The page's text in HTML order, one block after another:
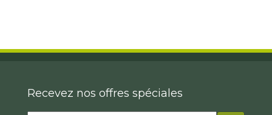
Recevez nos offres spéciales